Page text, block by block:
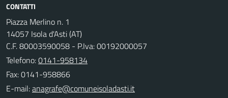
CONTATTI
Piazza Merlino n. 1
14057 Isola d'Asti (AT)
C.F. 80003590058 - P.Iva: 00192000057
Telefono:0141-958134
Fax: 0141-958866
E-mail: